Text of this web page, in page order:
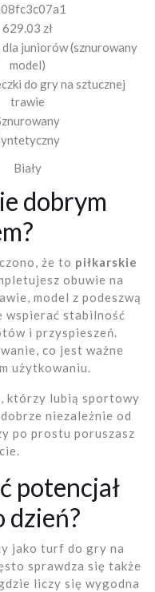
629.03 zł
juniorów (sznurowany
model)
do gry na sztucznej
trawie
Biały
dobrym
że to piłkarskie
obuwie na
model z podeszwą
wspierać stabilność
i przyspieszeń.
co jest ważne
użytkowaniu.
którzy lubią sportowy
niezależnie od
po prostu poruszasz
potencjał
dzień?
jako turf do gry na
sprawdza się także
liczy się wygodna